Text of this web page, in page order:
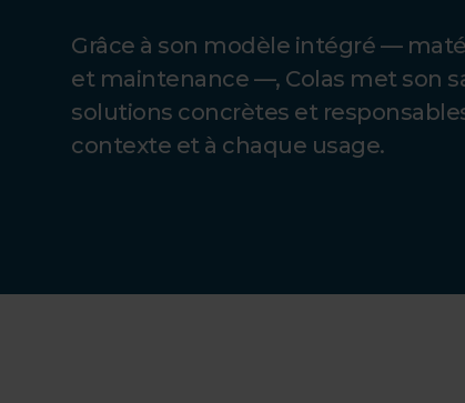
Grâce à son modèle intégré —
et maintenance —, Colas met son
solutions concrètes et
contexte et à chaque usage.